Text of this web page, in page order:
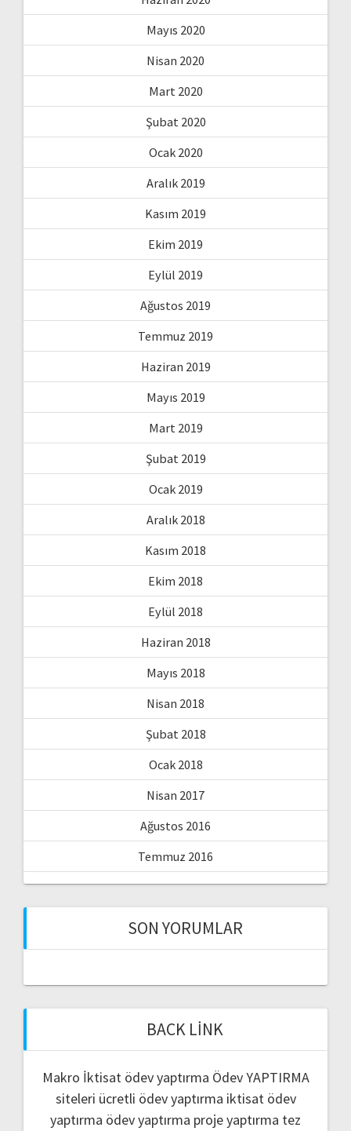
Mayıs 2020
Nisan 2020
Mart 2020
Şubat 2020
Ocak 2020
Aralık 2019
Kasım 2019
Ekim 2019
Eylül 2019
Ağustos 2019
Temmuz 2019
Haziran 2019
Mayıs 2019
Mart 2019
Şubat 2019
Ocak 2019
Aralık 2018
Kasım 2018
Ekim 2018
Eylül 2018
Haziran 2018
Mayıs 2018
Nisan 2018
Şubat 2018
Ocak 2018
Nisan 2017
Ağustos 2016
Temmuz 2016
SON YORUMLAR
BACK LINK
Makro İktisat ödev yaptırma Ödev YAPTIRMA
siteleri ücretli ödev yaptırma iktisat ödev
yaptırma ödev yaptırma proje yaptırma tez